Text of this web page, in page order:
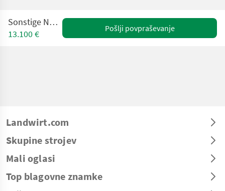
Sonstige NC t-18-40
13.100 €
Pošlji povpraševanje
Landwirt.com
Skupine strojev
Mali oglasi
Top blagovne znamke